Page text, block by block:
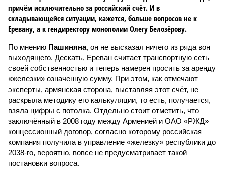
причём исключительно за российский счёт. И в
складывающейся ситуации, кажется, больше вопросов не к
Еревану, а к гендиректору монополии Олегу Белозёрову.
По мнению Пашиняна, он не высказал ничего из ряда вон
выходящего. Дескать, Ереван считает транспортную сеть
своей собственностью и теперь намерен просить за аренду
«железки» означенную сумму. При этом, как отмечают
эксперты, армянская сторона, выставляя этот счёт, не
раскрыла методику его калькуляции, то есть, получается,
взяла цифры с потолка. Отдельно стоит отметить, что
заключённый в 2008 году между Арменией и ОАО «РЖД»
концессионный договор, согласно которому российская
компания получила в управление «железку» республики до
2038-го, вероятно, вовсе не предусматривает такой
постановки вопроса.